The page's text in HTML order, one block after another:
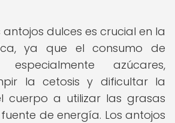
antojos dulces es crucial en la
ya que el consumo de
especialmente azúcares,
la cetosis y dificultar la
cuerpo a utilizar las grasas
de energía. Los antojos